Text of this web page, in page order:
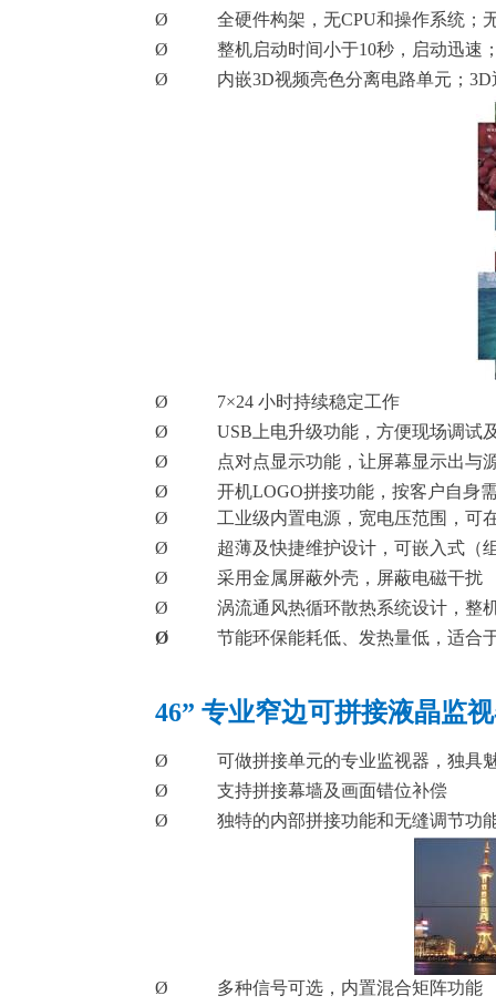
Ø 全硬件构架， 无CPU和操作系统；
Ø
整机启动时间小于10秒，启动迅速
Ø
内嵌3D视频亮色分离电路单元 ； 3D
Ø 7×24 小时持续稳定工作
Ø
USB 上电升级功能，方便现场调试
Ø
点对点显示功能，让屏幕显示出与
Ø
开机LOGO拼接功能，按客户自身
Ø
工业级内置电源，宽电压范围，可
Ø
超薄及快捷维护设计，可嵌入式（
Ø
采用金属屏蔽外壳，屏蔽电磁干扰
Ø
涡流通风热循环散热系统设计，整
Ø
节能环保能耗低、发热量低，适合
46” 专业窄边可拼接液晶监视
Ø 可做拼接单元的专业监视器， 独具
Ø
支持拼接幕墙及画面错位补偿
Ø
独特的内部拼接功能和无缝调节功
Ø
多种信号可选，内置混合矩阵功能